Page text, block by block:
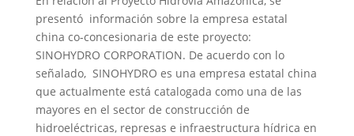
presentó información sobre la empresa estatal
china co-concesionaria de este proyecto:
SINOHYDRO CORPORATION. De acuerdo con lo
señalado, SINOHYDRO es una empresa estatal china
que actualmente está catalogada como una de las
mayores en el sector de construcción de
hidroeléctricas, represas e infraestructura hídrica en